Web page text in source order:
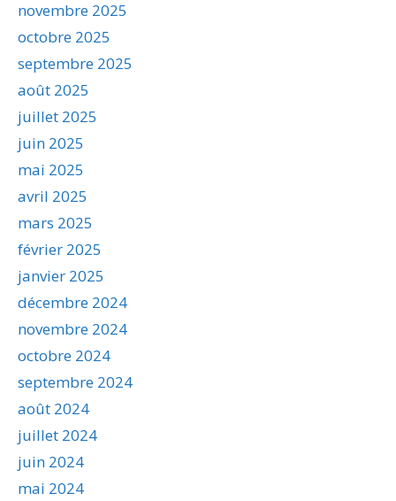
novembre 2025
octobre 2025
septembre 2025
août 2025
juillet 2025
juin 2025
mai 2025
avril 2025
mars 2025
février 2025
janvier 2025
décembre 2024
novembre 2024
octobre 2024
septembre 2024
août 2024
juillet 2024
juin 2024
mai 2024